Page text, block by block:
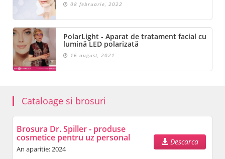
08 februarie, 2022
PolarLight - Aparat de tratament facial cu
lumină LED polarizată
16 august, 2021
Cataloage si brosuri
Brosura Dr. Spiller - produse
cosmetice pentru uz personal
An aparitie: 2024
Descarca